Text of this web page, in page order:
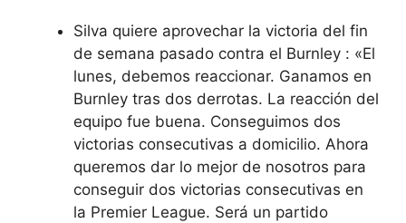
Silva quiere aprovechar la victoria del fin
de semana pasado contra el Burnley : «El
lunes, debemos reaccionar. Ganamos en
Burnley tras dos derrotas. La reacción del
equipo fue buena. Conseguimos dos
victorias consecutivas a domicilio. Ahora
queremos dar lo mejor de nosotros para
conseguir dos victorias consecutivas en
la Premier League. Será un partido